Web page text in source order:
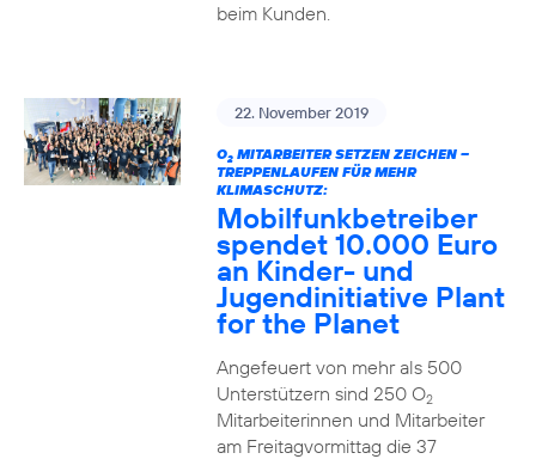
beim Kunden.
22. November 2019
O2MITARBEITER SETZEN ZEICHEN –
TREPPENLAUFEN FÜR MEHR
KLIMASCHUTZ:
Mobilfunkbetreiber
spendet 10.000 Euro
an Kinder- und
Jugendinitiative Plant
for the Planet
Angefeuert von mehr als 500
Unterstützern sind 250 O2
Mitarbeiterinnen und Mitarbeiter
am Freitagvormittag die 37